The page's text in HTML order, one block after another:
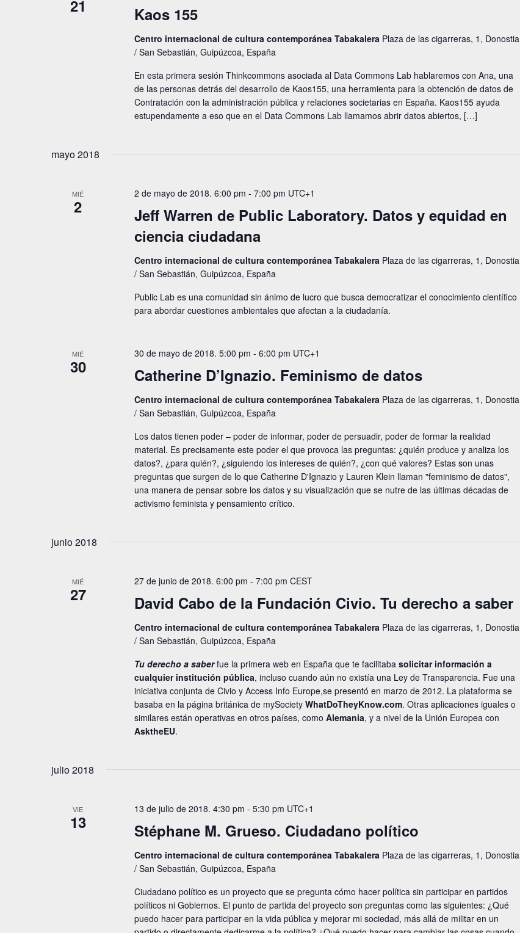
21 Kaos 155
Centro internacional de cultura contemporánea Tabakalera Plaza de las cigarreras, 1, Donostia
/ San Sebastián, Guipúzcoa, España
En esta primera sesión Thinkcommons asociada al Data Commons Lab hablaremos con Ana, una
de las personas detrás del desarrollo de Kaos155, una herramienta para la obtención de datos de
Contratación con la administración pública y relaciones societarias en España. Kaos155 ayuda
estupendamente a eso que en el Data Commons Lab llamamos abrir datos abiertos, […]
mayo 2018
MIÉ
2
Jeff Warren de Public Laboratory. Datos y equidad en
ciencia ciudadana
2 de mayo de 2018. 6:00 pm - 7:00 pm UTC+1
Centro internacional de cultura contemporánea Tabakalera Plaza de las cigarreras, 1, Donostia
/ San Sebastián, Guipúzcoa, España
Public Lab es una comunidad sin ánimo de lucro que busca democratizar el conocimiento científico
para abordar cuestiones ambientales que afectan a la ciudadanía.
MIÉ
30 Catherine D’Ignazio. Feminismo de datos
30 de mayo de 2018. 5:00 pm - 6:00 pm UTC+1
Centro internacional de cultura contemporánea Tabakalera Plaza de las cigarreras, 1, Donostia
/ San Sebastián, Guipúzcoa, España
Los datos tienen poder – poder de informar, poder de persuadir, poder de formar la realidad
material. Es precisamente este poder el que provoca las preguntas: ¿quién produce y analiza los
datos?, ¿para quién?, ¿siguiendo los intereses de quién?, ¿con qué valores? Estas son unas
preguntas que surgen de lo que Catherine D'Ignazio y Lauren Klein llaman "feminismo de datos",
una manera de pensar sobre los datos y su visualización que se nutre de las últimas décadas de
activismo feminista y pensamiento crítico.
junio 2018
MIÉ
27 David Cabo de la Fundación Civio. Tu derecho a saber
27 de junio de 2018. 6:00 pm - 7:00 pm CEST
Centro internacional de cultura contemporánea Tabakalera Plaza de las cigarreras, 1, Donostia
/ San Sebastián, Guipúzcoa, España
Tu derecho a saberfue la primera web en España que te facilitaba solicitar información a
cualquier institución pública, incluso cuando aún no existía una Ley de Transparencia. Fue una
iniciativa conjunta de Civio y Access Info Europe,se presentó en marzo de 2012. La plataforma se
basaba en la página británica de mySociety WhatDoTheyKnow.com. Otras aplicaciones iguales o
similares están operativas en otros países, como Alemania, y a nivel de la Unión Europea con
AsktheEU.
julio 2018
VIE
13 Stéphane M. Grueso. Ciudadano político
13 de julio de 2018. 4:30 pm - 5:30 pm UTC+1
Centro internacional de cultura contemporánea Tabakalera Plaza de las cigarreras, 1, Donostia
/ San Sebastián, Guipúzcoa, España
Ciudadano político es un proyecto que se pregunta cómo hacer política sin participar en partidos
políticos ni Gobiernos. El punto de partida del proyecto son preguntas como las siguientes: ¿Qué
puedo hacer para participar en la vida pública y mejorar mi sociedad, más allá de militar en un